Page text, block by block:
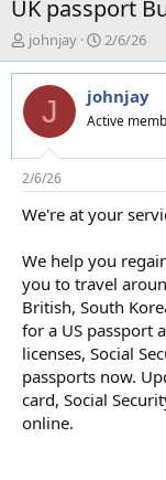
UK passport
T
h
r
e
d
s
t
a
r
e
r
johnjay
N
g
à
y
g
i
2/6/26
J johnjay
Active
2/6/26
We're at your
We help you
you to travel
British, South
for a US passport
licenses, Social
passports now.
card, Social
online.